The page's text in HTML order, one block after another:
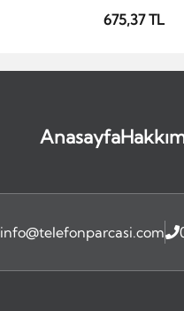
675,37 TL
Anasayfa
info@telefonparcasi.com